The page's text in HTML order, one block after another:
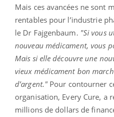
Mais ces avancées ne sont
rentables pour l’industrie
le Dr Fajgenbaum. "Si vous
nouveau médicament, vous
Mais si elle découvre une
vieux médicament bon
d’argent." Pour contourner
organisation, Every Cure, a
millions de dollars de